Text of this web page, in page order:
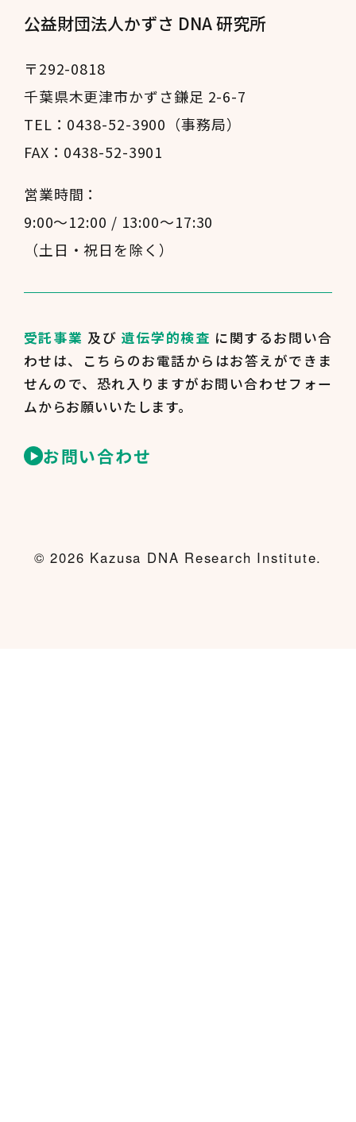
公益財団法人かずさ DNA 研究所
〒292-0818
千葉県木更津市かずさ鎌足 2-6-7
TEL：0438-52-3900（事務局）
FAX：0438-52-3901
営業時間：
9:00～12:00 / 13:00～17:30
（土日・祝日を除く）
受託事業 及び 遺伝学的検査 に関するお問い合
わせは、
こちらのお電話からはお答えができま
せんので、 恐れ入りますがお問い合わせフォー
ムからお願いいたします。
お問い合わせ
© 2026 Kazusa DNA Research Institute.